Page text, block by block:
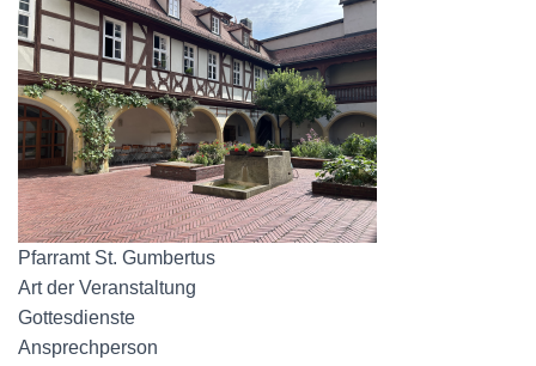
Pfarramt St. Gumbertus
Art der Veranstaltung
Gottesdienste
Ansprechperson